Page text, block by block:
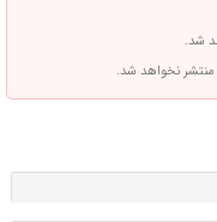
شد.
منتشر نخواهد شد.